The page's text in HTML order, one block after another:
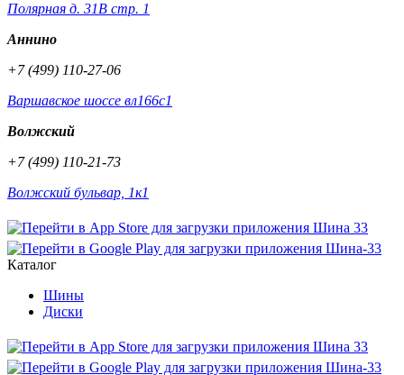
Полярная д. 31В стр. 1
Аннино
+7 (499) 110-27-06
Варшавское шоссе вл166с1
Волжский
+7 (499) 110-21-73
Волжский бульвар, 1к1
Каталог
Шины
Диски